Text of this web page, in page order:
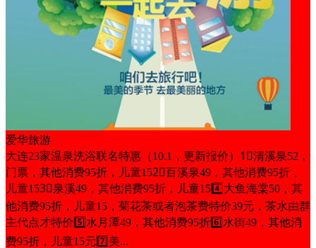
爱华旅游
大连23家温泉洗浴联名特惠（10.1，更新报价）1⃣清溪泉52，
门票，其他消费95折，儿童152⃣百溪泉49，其他消费95折，
儿童153⃣泉溪49，其他消费95折，儿童154️⃣大鱼海棠50，其
他消费95折，儿童15，菊花茶或者泡茶费特价39元，茶水由群
主代点才特价5️⃣水月潭49，其他消费95折6️⃣水街49，其他消
费95折，儿童15元7️⃣美...